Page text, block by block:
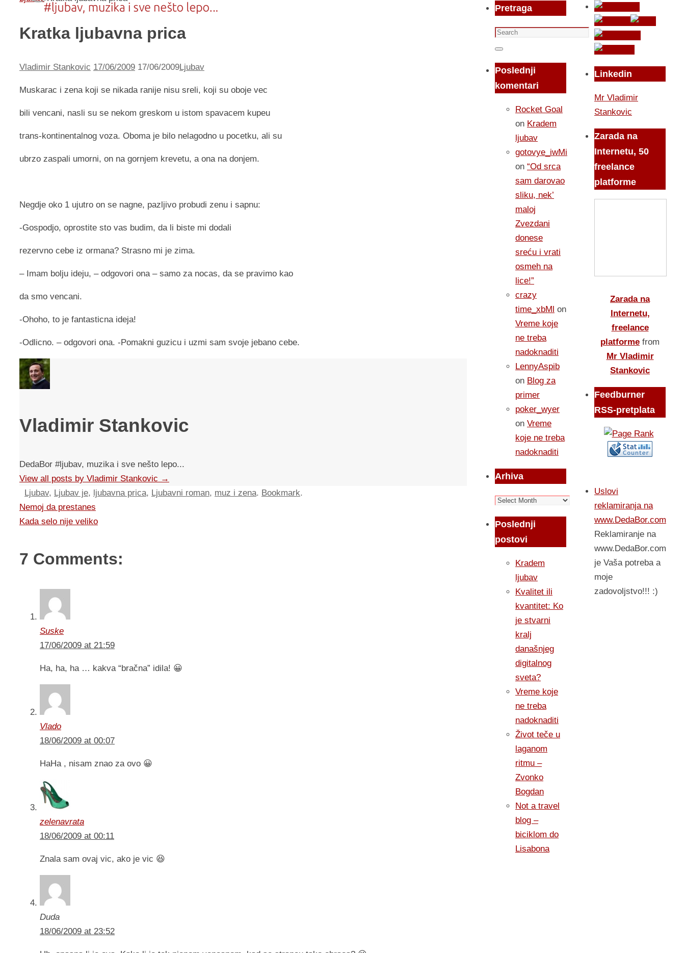
Kratka ljubavna prica
Vladimir Stankovic 17/06/2009 17/06/2009Ljubav
Muskarac i zena koji se nikada ranije nisu sreli, koji su oboje vec
bili vencani, nasli su se nekom greskom u istom spavacem kupeu
trans-kontinentalnog voza. Oboma je bilo nelagodno u pocetku, ali su
ubrzo zaspali umorni, on na gornjem krevetu, a ona na donjem.
Negdje oko 1 ujutro on se nagne, pazljivo probudi zenu i sapnu:
-Gospodjo, oprostite sto vas budim, da li biste mi dodali
rezervno cebe iz ormana? Strasno mi je zima.
– Imam bolju ideju, – odgovori ona – samo za nocas, da se pravimo kao
da smo vencani.
-Ohoho, to je fantasticna ideja!
-Odlicno. – odgovori ona. -Pomakni guzicu i uzmi sam svoje jebano cebe.
Vladimir Stankovic
DedaBor #ljubav, muzika i sve nešto lepo...
View all posts by Vladimir Stankovic →
Ljubav, Ljubav je, ljubavna prica, Ljubavni roman, muz i zena. Bookmark.
Nemoj da prestanes
Kada selo nije veliko
7 Comments:
Suske
17/06/2009 at 21:59
Ha, ha, ha … kakva “bračna” idila! 😀
Vlado
18/06/2009 at 00:07
HaHa , nisam znao za ovo 😀
zelenavrata
18/06/2009 at 00:11
Znala sam ovaj vic, ako je vic 😆
Duda
18/06/2009 at 23:52
Pretraga
Search
for:
Search
Poslednji
komentari
Rocket Goal
on Kradem
ljubav
gotovye_iwMi
on “Od srca
sam darovao
sliku, nek’
maloj
Zvezdani
donese
sreću i vrati
osmeh na
lice!”
crazy
time_xbMl on
Vreme koje
ne treba
nadoknaditi
LennyAspib
on Blog za
primer
poker_wyer
on Vreme
koje ne treba
nadoknaditi
Arhiva
Arhiva
Poslednji
postovi
Kradem
ljubav
Kvalitet ili
kvantitet: Ko
je stvarni
kralj
današnjeg
digitalnog
sveta?
Vreme koje
ne treba
nadoknaditi
Život teče u
laganom
ritmu –
Zvonko
Bogdan
Not a travel
blog –
biciklom do
Lisabona
Linkedin
Mr Vladimir
Stankovic
Zarada na
Internetu, 50
freelance
platforme
Zarada na
Internetu,
freelance
platforme from
Mr Vladimir
Stankovic
Feedburner
RSS-pretplata
Uslovi
reklamiranja na
www.DedaBor.com
Reklamiranje na
www.DedaBor.com
je Vaša potreba a
moje
zadovoljstvo!!! :)